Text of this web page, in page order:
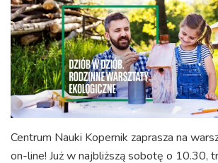
Centrum Nauki Kopernik zaprasza na
on-line! Już w najbliższą sobotę o 10.30,